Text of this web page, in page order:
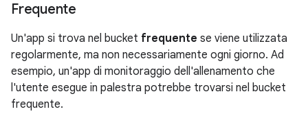
Frequente
Un'app si trova nel bucket frequente se viene utilizzata
regolarmente, ma non necessariamente ogni giorno. Ad
esempio, un'app di monitoraggio dell'allenamento che
l'utente esegue in palestra potrebbe trovarsi nel bucket
frequente.